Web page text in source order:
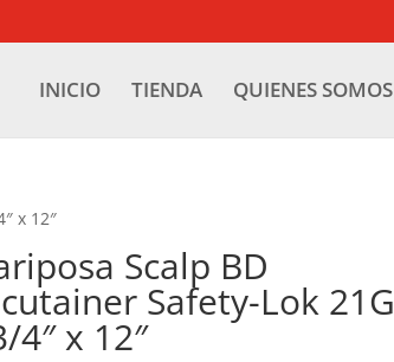
INICIO TIENDA QUIENES SOMOS
x 12″
Scalp BD
Safety-Lok 21G
4″ x 12″